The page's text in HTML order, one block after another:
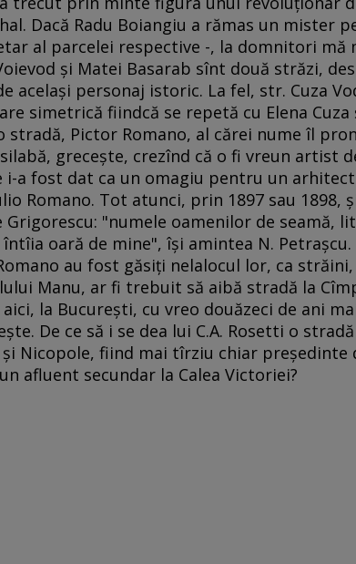
Dacă Radu Boiangiu a rămas un
al parcelei respective -, la domnitori mă
şi Matei Basarab sînt două străzi,
acelaşi personaj istoric. La fel, str. Cuza
simetrică fiindcă se repetă cu Elena
stradă, Pictor Romano, al cărei nume îl
greceşte, crezînd că o fi vreun artist
i-a fost dat ca un omagiu pentru un
Romano. Tot atunci, prin 1897 sau
Grigorescu: "numele oamenilor de seamă,
oară de mine", îşi amintea N. Petraşcu.
au fost găsiţi nelalocul lor, ca
Manu, ar fi trebuit să aibă stradă la
la Bucureşti, cu vreo douăzeci de ani
De ce să i se dea lui C.A. Rosetti o
Nicopole, fiind mai tîrziu chiar preşedinte
afluent secundar la Calea Victoriei?